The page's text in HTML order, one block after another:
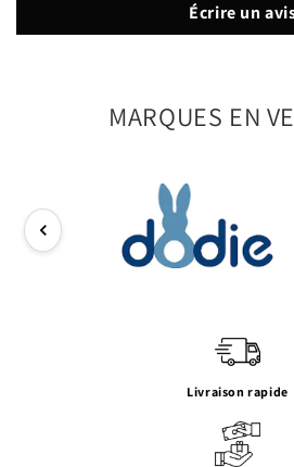
Écrire un
MARQUES EN
Livraison rapide